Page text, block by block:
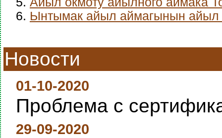
6. Ынтымак айыл аймагынын айыл
Новости
01-10-2020
Проблема с
29-09-2020